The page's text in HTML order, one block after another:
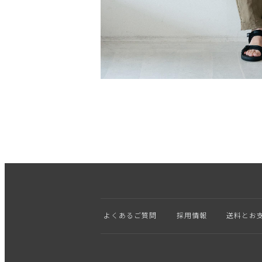
よくあるご質問 採用情報 送料とお